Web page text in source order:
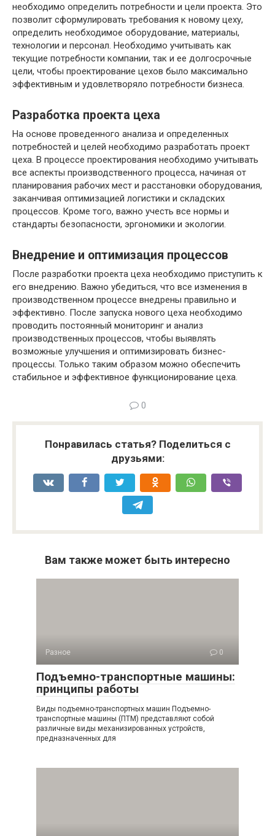
необходимо определить потребности и цели проекта. Это
позволит сформулировать требования к новому цеху,
определить необходимое оборудование, материалы,
технологии и персонал. Необходимо учитывать как
текущие потребности компании, так и ее долгосрочные
цели, чтобы проектирование цехов было максимально
эффективным и удовлетворяло потребности бизнеса.
Разработка проекта цеха
На основе проведенного анализа и определенных
потребностей и целей необходимо разработать проект
цеха. В процессе проектирования необходимо учитывать
все аспекты производственного процесса, начиная от
планирования рабочих мест и расстановки оборудования,
заканчивая оптимизацией логистики и складских
процессов. Кроме того, важно учесть все нормы и
стандарты безопасности, эргономики и экологии.
Внедрение и оптимизация процессов
После разработки проекта цеха необходимо приступить к
его внедрению. Важно убедиться, что все изменения в
производственном процессе внедрены правильно и
эффективно. После запуска нового цеха необходимо
проводить постоянный мониторинг и анализ
производственных процессов, чтобы выявлять
возможные улучшения и оптимизировать бизнес-
процессы. Только таким образом можно обеспечить
стабильное и эффективное функционирование цеха.
0
Понравилась статья? Поделиться с
друзьями:
Вам также может быть интересно
Разное 0
Подъемно-транспортные машины:
принципы работы
Виды подъемно-транспортных машин Подъемно-
транспортные машины (ПТМ) представляют собой
различные виды механизированных устройств,
предназначенных для